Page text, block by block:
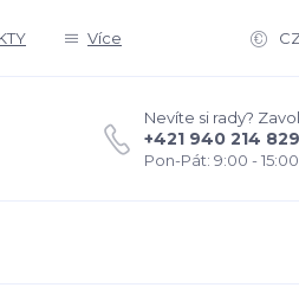
Více
Nevíte si rady?
+421 940 214 829
Pon-Pát: 9:00 -